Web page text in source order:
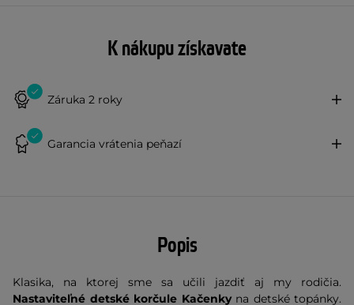
K nákupu získavate
Záruka 2 roky
Garancia vrátenia peňazí
Popis
Klasika, na ktorej sme sa učili jazdiť aj my rodičia.
Nastaviteľné detské korčule Kačenkyna detské topánky.